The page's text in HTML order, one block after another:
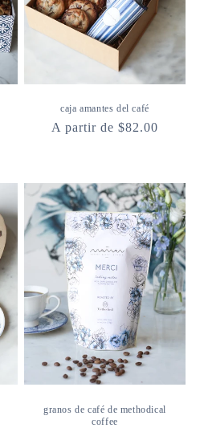
caja amantes del café
Precio
A partir de $82.00
granos de café de methodical
coffee